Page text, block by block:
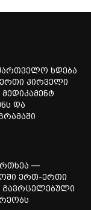
ხდება
პირველი
და
—
ერთ-ერთი
გავრცელებული